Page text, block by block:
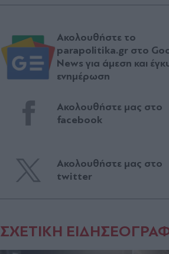
Ακολουθήστε το
parapolitika.gr στο
News για άμεση και
ενημέρωση
Ακολουθήστε μας στο
facebook
Ακολουθήστε μας στο
twitter
ΣΧΕΤΙΚΗ